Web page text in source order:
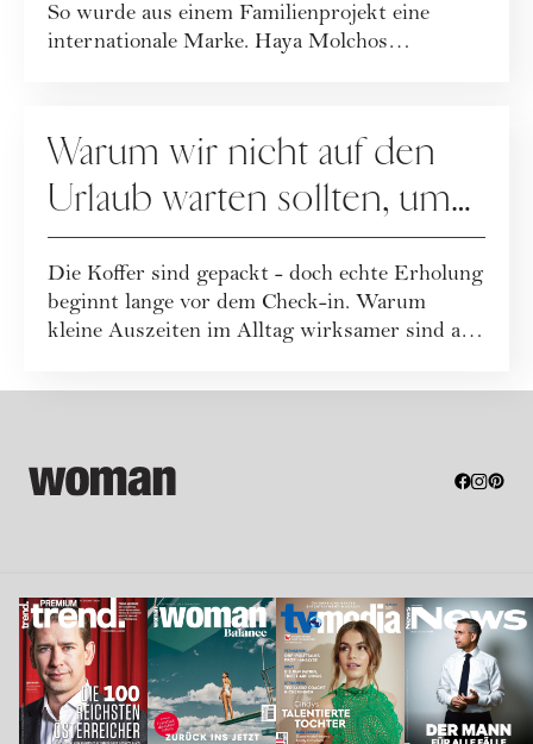
So wurde aus einem Familienprojekt eine
internationale Marke. Haya Molchos
Warum wir nicht auf den
Urlaub warten sollten, um
uns zu erholen
Die Koffer sind gepackt - doch echte Erholung
beginnt lange vor dem Check-in. Warum
kleine Auszeiten im Alltag wirksamer sind als